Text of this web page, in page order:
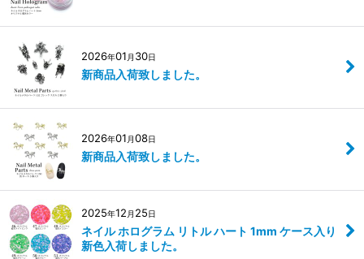
2026年01 月 30日
新商品入荷致しました。
2026年01 月08日
新商品入荷致しました。
2025年12 月 25日
ネイル ホログラム リトル ハート 1mm ケース入り
新色入荷しました。